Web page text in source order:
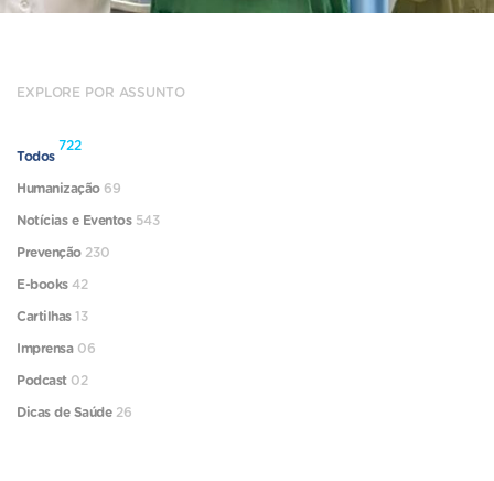
EXPLORE POR ASSUNTO
Todos
722
Humanização 69
Notícias e Eventos 543
Prevenção 230
E-books 42
Cartilhas13
Imprensa 06
Podcast 02
Dicas de Saúde 26